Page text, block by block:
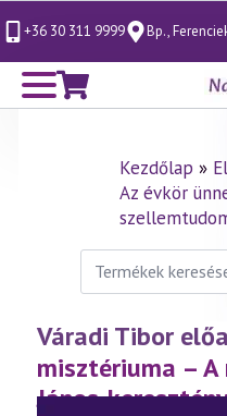
+36 30 311 9999 Bp.,
Kezdőlap »
Az évkör
Keresés
következőre:
Váradi Tibor
misztériuma –
János-